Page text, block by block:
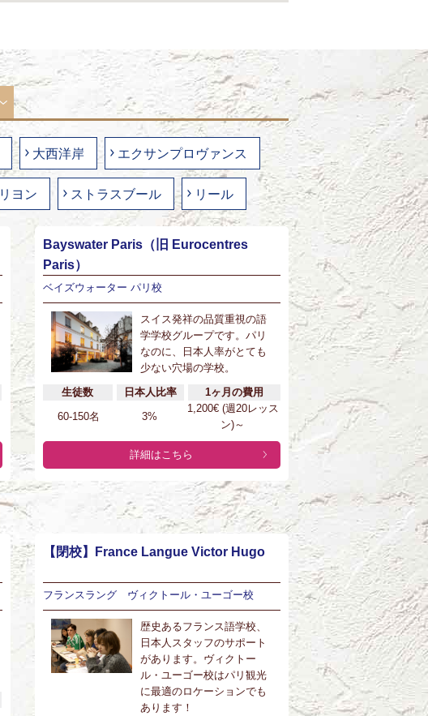
大西洋岸 エクサンプロヴァンス
リヨン ストラスブール リール
Bayswater Paris（旧 Eurocentres
Paris）
ベイズウォーター パリ校
スイス発祥の品質重視の語
学学校グループです。パリ
なのに、日本人率がとても
少ない穴場の学校。
生徒数
日本人比率
1ヶ月の費用
60-150名
3%
1,200€ (週20レッス
ン)～
詳細はこちら
【閉校】France Langue Victor Hugo
フランスラング ヴィクトール・ユーゴー校
歴史あるフランス語学校、
日本人スタッフのサポート
があります。ヴィクトー
ル・ユーゴー校はパリ観光
に最適のロケーションでも
あります！